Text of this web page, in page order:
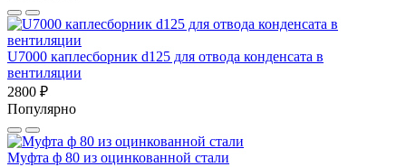
U7000 каплесборник d125 для отвода конденсата в
вентиляции
2800 ₽
Популярно
Муфта ф 80 из оцинкованной стали